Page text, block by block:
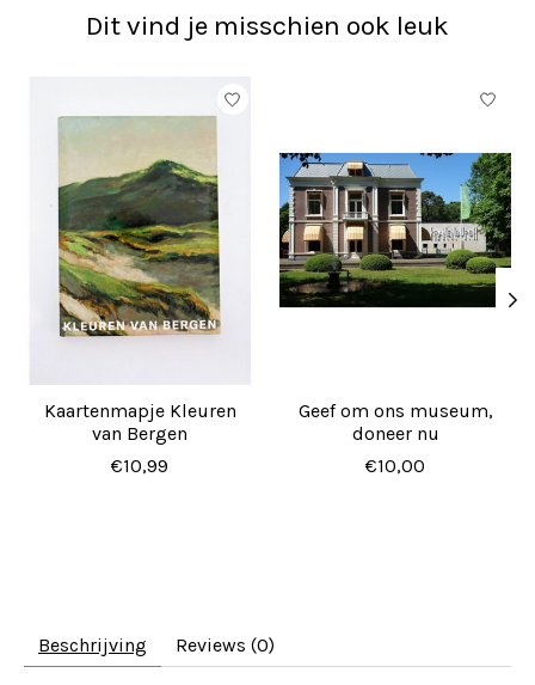
Beschrijving Reviews (0)
Dit vind je misschien ook leuk
Items van productcarrousel
Kaartenmapje Kleuren
van Bergen
€10,99
Geef om ons museum,
doneer nu
€10,00